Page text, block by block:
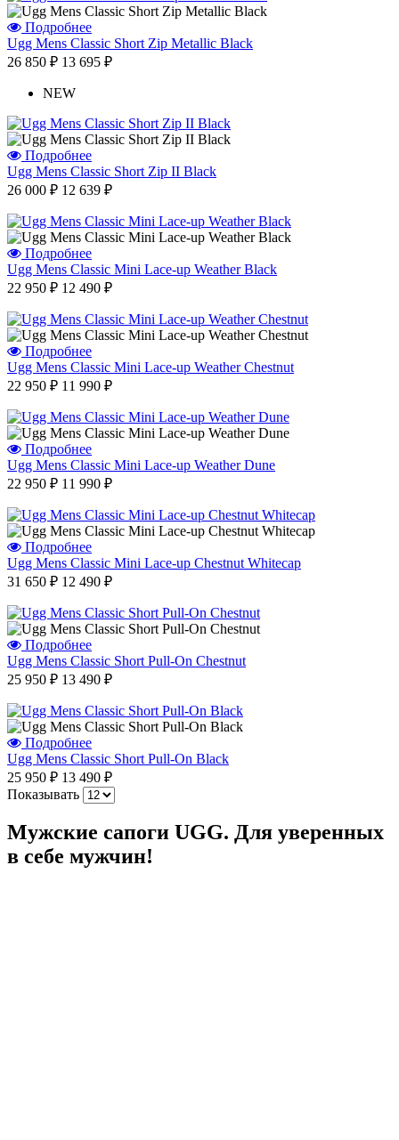
Подробнее
Ugg Mens Classic Short Zip Metallic Black
26 850 ₽ 13 695 ₽
NEW
Подробнее
Ugg Mens Classic Short Zip II Black
26 000 ₽ 12 639 ₽
Подробнее
Ugg Mens Classic Mini Lace-up Weather Black
22 950 ₽ 12 490 ₽
Подробнее
Ugg Mens Classic Mini Lace-up Weather Chestnut
22 950 ₽ 11 990 ₽
Подробнее
Ugg Mens Classic Mini Lace-up Weather Dune
22 950 ₽ 11 990 ₽
Подробнее
Ugg Mens Classic Mini Lace-up Chestnut Whitecap
31 650 ₽ 12 490 ₽
Подробнее
Ugg Mens Classic Short Pull-On Chestnut
25 950 ₽ 13 490 ₽
Подробнее
Ugg Mens Classic Short Pull-On Black
25 950 ₽ 13 490 ₽
Показывать
Мужские сапоги UGG. Для уверенных
в себе мужчин!